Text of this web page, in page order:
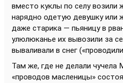
вместо куклы по селу возили
нарядно одетую девушку или
даже старика — пьяницу в
улюлюканье их вывозили за
вываливали в снег
Там же, где не делали чучела
«проводов масленицы»